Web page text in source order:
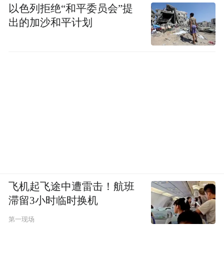
以色列拒绝“和平委员会”提
出的加沙和平计划
飞机起飞途中遭雷击！航班
滞留3小时临时换机
第一现场